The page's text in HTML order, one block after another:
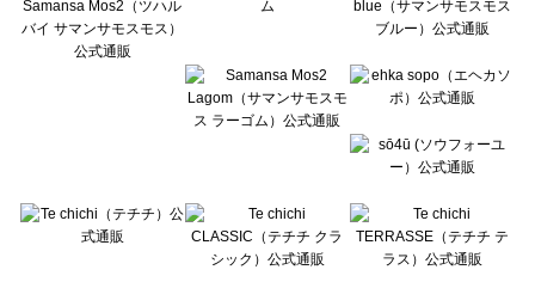
BETTY'S BLUE（べティーズブルー）のボトムス一覧
Wpc.（ワールドパーティー）のボトムス一覧